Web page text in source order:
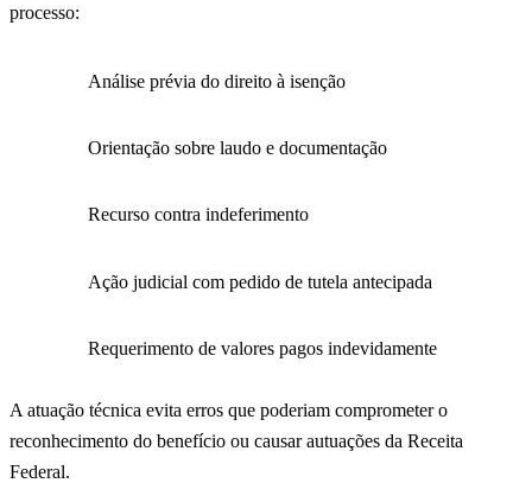
processo:
Análise prévia do direito à isenção
Orientação sobre laudo e documentação
Recurso contra indeferimento
Ação judicial com pedido de tutela antecipada
Requerimento de valores pagos indevidamente
A atuação técnica evita erros que poderiam comprometer o
reconhecimento do benefício ou causar autuações da Receita
Federal.